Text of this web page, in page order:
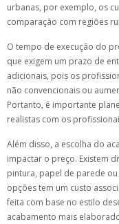
urbanas, por exemplo, os
comparação com regiões
O tempo de execução do
que exigem um prazo de
adicionais, pois os
não convencionais ou
Portanto, é importante
realistas com os
Além disso, a escolha do
impactar o preço. Existem
pintura, papel de parede
opções tem um custo
feita com base no estilo
acabamento mais